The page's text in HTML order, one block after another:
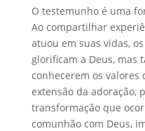
O testemunho é uma
Ao compartilhar
atuou em suas vidas,
glorificam a Deus, mas
conhecerem os valores
extensão da adoração,
transformação que
comunhão com Deus,